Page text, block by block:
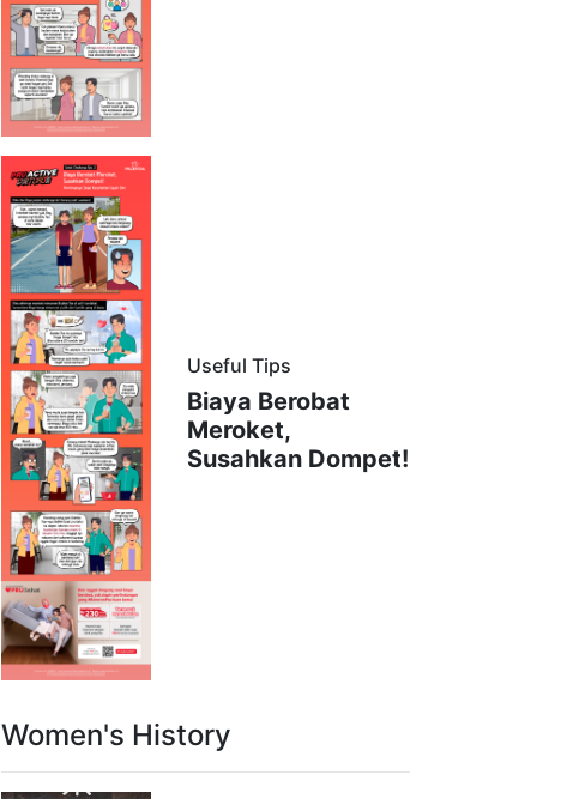
Useful Tips
Biaya Berobat
Meroket,
Susahkan Dompet!
Women's History